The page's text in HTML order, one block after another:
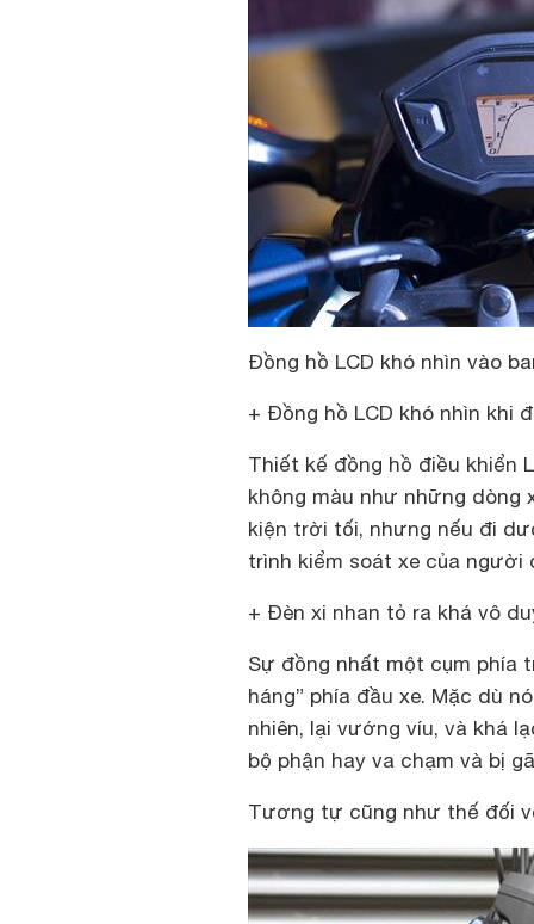
Đồng hồ LCD khó nhìn vào
+ Đồng hồ LCD khó nhìn khi
Thiết kế đồng hồ điều khiển
không màu như những dòng
kiện trời tối, nhưng nếu đi
trình kiểm soát xe của người
+ Đèn xi nhan tỏ ra khá vô
Sự đồng nhất một cụm phía
háng” phía đầu xe. Mặc dù
nhiên, lại vướng víu, và khá
bộ phận hay va chạm và bị
Tương tự cũng như thế đối